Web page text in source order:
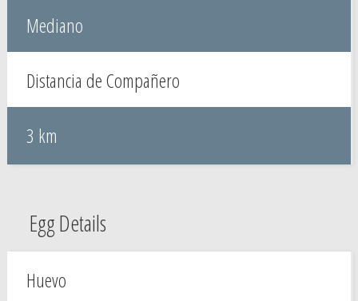
Mediano
Distancia de Compañero
3 km
Egg Details
Huevo